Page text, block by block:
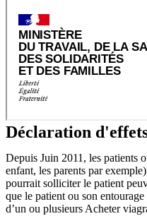
Déclaration
Depuis Juin 2011, les patients
enfant, les parents par
pourrait solliciter le patient
que le patient ou son
d’un ou plusieurs Acheter